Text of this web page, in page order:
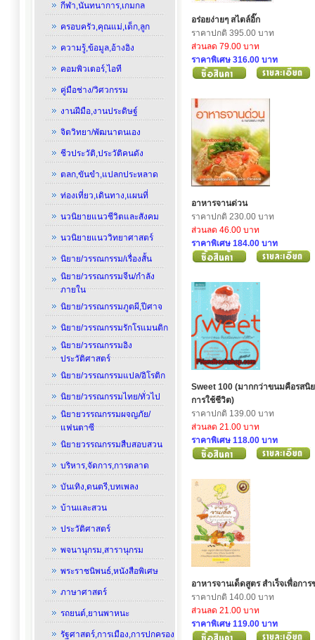
กีฬา,นันทนาการ,เกมกล
ครอบครัว,คุณแม่,เด็ก,ลูก
ความรู้,ข้อมูล,อ้างอิง
คอมพิวเตอร์,ไอที
คู่มือช่าง/วิศวกรรม
งานฝีมือ,งานประดิษฐ์
จิตวิทยา/พัฒนาตนเอง
ชีวประวัติ,ประวัติคนดัง
ตลก,ขันขำ,แปลกประหลาด
ท่องเที่ยว,เดินทาง,แผนที่
นวนิยายแนวชีวิตและสังคม
นวนิยายแนววิทยาศาสตร์
นิยาย/วรรณกรรม/เรื่องสั้น
นิยาย/วรรณกรรมจีน/กำลัง
ภายใน
นิยาย/วรรณกรรมภูตผี,ปีศาจ
นิยาย/วรรณกรรมรักโรแมนติก
นิยาย/วรรณกรรมอิง
ประวัติศาสตร์
นิยาย/วรรณกรรมแปล/อิโรติก
นิยาย/วรรณกรรมไทย/ทั่วไป
นิยายวรรณกรรมผจญภัย/
แฟนตาซี
นิยายวรรณกรรมสืบสอบสวน
บริหาร,จัดการ,การตลาด
บันเทิง,ดนตรี,บทเพลง
บ้านและสวน
ประวัติศาสตร์
พจนานุกรม,สารานุกรม
พระราชนิพนธ์,หนังสือพิเศษ
ภาษาศาสตร์
รถยนต์,ยานพาหนะ
รัฐศาสตร์,การเมือง,การปกครอง
อร่อยง่ายๆ สไตล์อิ๊ก
ราคาปกติ 395.00 บาท
ส่วนลด 79.00 บาท
ราคาพิเศษ 316.00 บาท
อาหารจานด่วน
ราคาปกติ 230.00 บาท
ส่วนลด 46.00 บาท
ราคาพิเศษ 184.00 บาท
Sweet 100 (มากกว่าขนมคือรสนิ
การใช้ชีวิต)
ราคาปกติ 139.00 บาท
ส่วนลด 21.00 บาท
ราคาพิเศษ 118.00 บาท
อาหารจานเด็ดสูตร สำเร็จเพื่อการ
ราคาปกติ 140.00 บาท
ส่วนลด 21.00 บาท
ราคาพิเศษ 119.00 บาท